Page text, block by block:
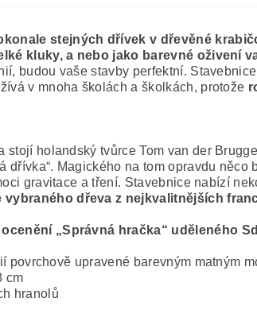
stejných dřívek v dřevěné
kluky, a nebo jako barevné oživení
budou vaše stavby perfektní.
v mnoha školách a školkách, protože
holandský tvůrce Tom van der
dřívka“. Magického na tom opravdu
gravitace a tření. Stavebnice nabízí
dřeva z nejkvalitnějších
„Správná hračka“ uděleného
povrchově upravené barevným matným
cm
hranolů